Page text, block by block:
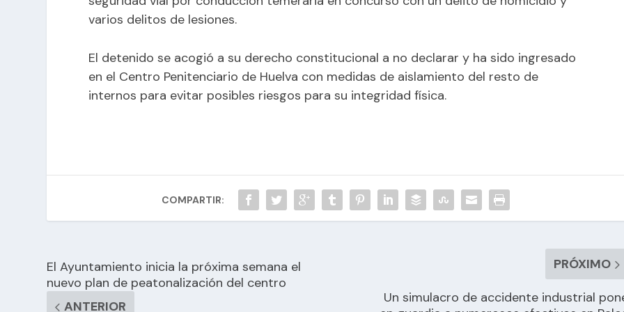
varios delitos de lesiones.
El detenido se acogió a su derecho constitucional a no declarar y ha sido ingresado
en el Centro Penitenciario de Huelva con medidas de aislamiento del resto de
internos para evitar posibles riesgos para su integridad física.
COMPARTIR:
El Ayuntamiento inicia la próxima semana el
nuevo plan de peatonalización del centro
ANTERIOR
PRÓXIMO
Un simulacro de accidente industrial